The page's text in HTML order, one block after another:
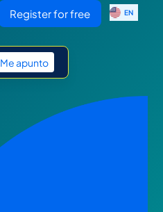
Register for free EN
IT
Me apunto